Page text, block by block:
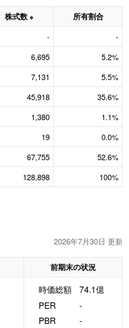
株式数 ※
所有割合
- -
6,695 5.2%
7,131 5.5%
45,918 35.6%
1,380 1.1%
19 0.0%
67,755 52.6%
128,898
100%
2026年7月30日 更新
前期末の状況
時価総額
74.1億
PER
-
PBR
-